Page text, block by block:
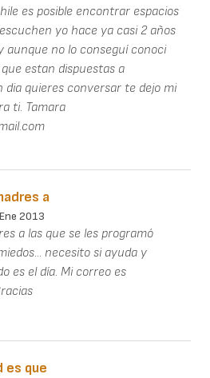
es posible encontrar espacios
yo hace ya casi 2 años
aunque no lo conseguí conoci
estan dispuestas a
dia quieres conversar te dejo mi
ti. Tamara
a
2013
a las que se les programó
necesito si ayuda y
es el día. Mi correo es
es que